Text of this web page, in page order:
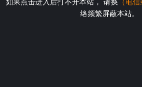
如果点击进入后打不开本站， 请换 （电
络频繁屏蔽本站。